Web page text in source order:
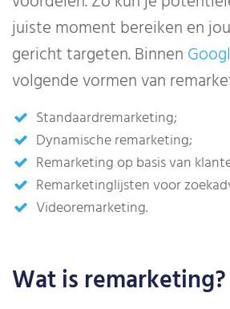
juiste moment bereiken en
gericht targeten. Binnen
volgende vormen van
Standaardremarketing;
Dynamische remarketing;
Remarketing op basis van
Remarketinglijsten voor
Videoremarketing.
Wat is remarketing?